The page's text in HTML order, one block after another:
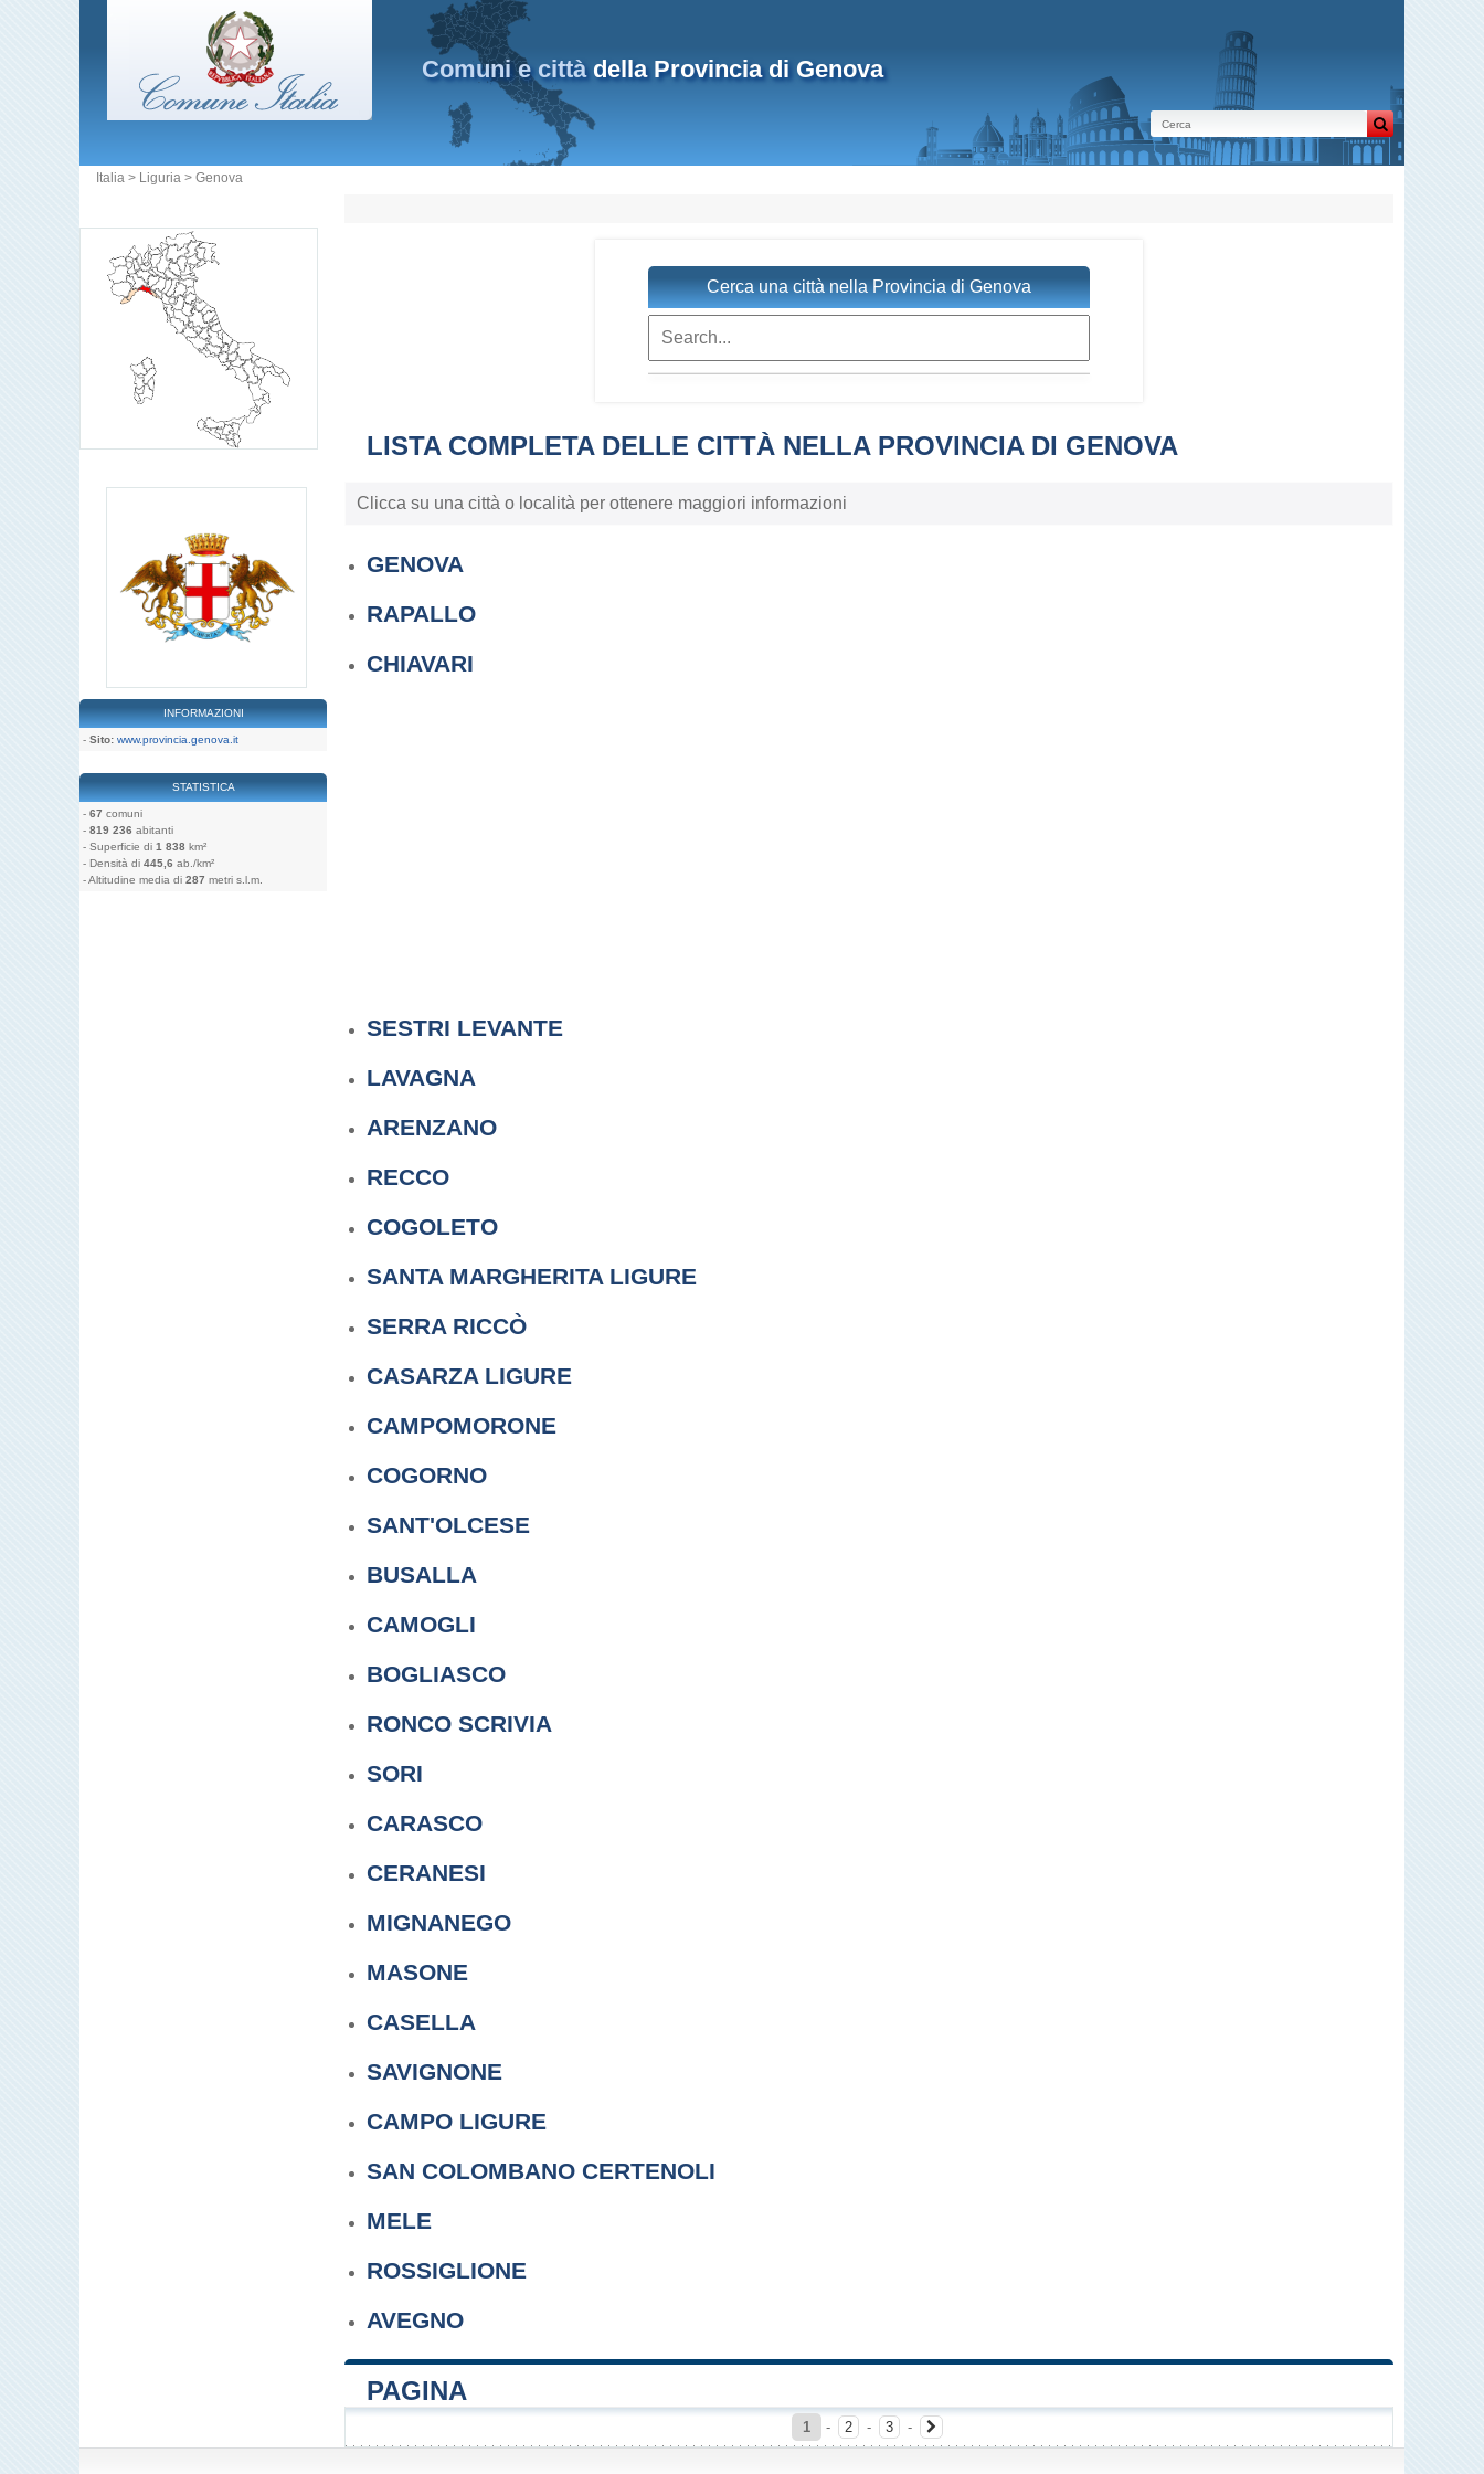
Comuni e cittàdella Provincia di Genova
Italia > Liguria > Genova
Cerca una città nella Provincia di Genova
LISTA COMPLETA DELLE CITTÀ NELLA PROVINCIA DI GENOVA
Clicca su una città o località per ottenere maggiori informazioni
GENOVA
RAPALLO
CHIAVARI
SESTRI LEVANTE
LAVAGNA
ARENZANO
RECCO
COGOLETO
SANTA MARGHERITA LIGURE
SERRA RICCÒ
CASARZA LIGURE
CAMPOMORONE
COGORNO
SANT'OLCESE
BUSALLA
CAMOGLI
BOGLIASCO
RONCO SCRIVIA
SORI
CARASCO
CERANESI
MIGNANEGO
MASONE
CASELLA
SAVIGNONE
CAMPO LIGURE
SAN COLOMBANO CERTENOLI
MELE
ROSSIGLIONE
AVEGNO
PAGINA
1 - 2 - 3 -
INFORMAZIONI
- Sito: www.provincia.genova.it
STATISTICA
- 67 comuni
- 819 236 abitanti
- Superficie di 1 838 km²
- Densità di 445,6 ab./km²
- Altitudine media di 287 metri s.l.m.